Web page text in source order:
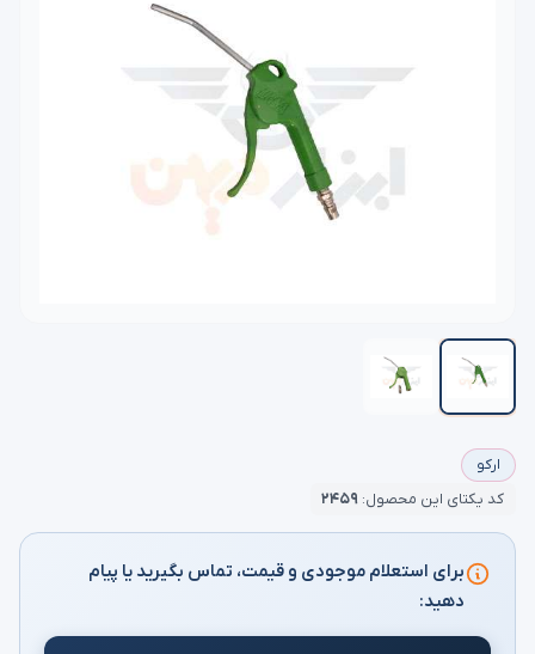
ارکو
کد یکتای این محصول: ۲۴۵۹
برای استعلام موجودی و قیمت، تماس بگیرید یا پیام
دهید: